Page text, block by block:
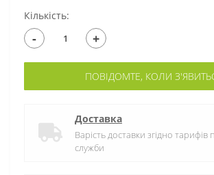
Кількість:
- +
ПОВІДОМТЕ, КОЛИ
Доставка
Варість доставки згідно тарифів
служби